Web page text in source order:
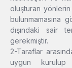
oluşturan
bulunmamasına
dışındaki sair
gerekmiştir.
2-Taraflar
uygun kurulup